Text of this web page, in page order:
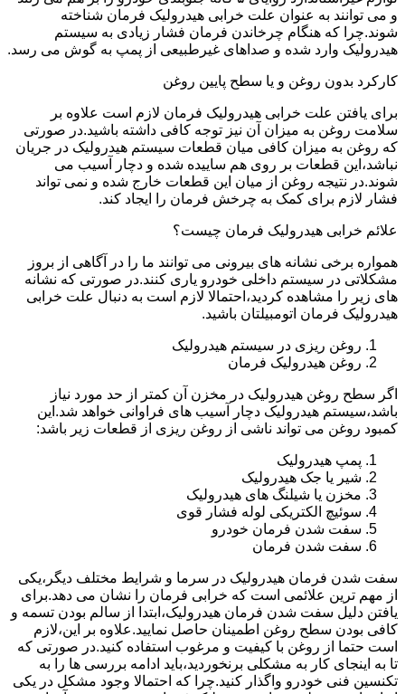
و می توانند به عنوان علت خرابی هیدرولیک فرمان شناخته
شوند.چرا که هنگام چرخاندن فرمان فشار زیادی به سیستم
هیدرولیک وارد شده و صداهای غیرطبیعی از پمپ به گوش می رسد.
کارکرد بدون روغن و یا سطح پایین روغن
برای یافتن علت خرابی هیدرولیک فرمان لازم است علاوه بر
سلامت روغن به میزان آن نیز توجه کافی داشته باشید.در صورتی
که روغن به میزان کافی میان قطعات سیستم هیدرولیک در جریان
نباشد،این قطعات بر روی هم ساییده شده و دچار آسیب می
شوند.در نتیجه روغن از میان این قطعات خارج شده و نمی تواند
فشار لازم برای کمک به چرخش فرمان را ایجاد کند.
علائم خرابی هیدرولیک فرمان چیست؟
همواره برخی نشانه های بیرونی می توانند ما را در آگاهی از بروز
مشکلاتی در سیستم داخلی خودرو یاری کنند.در صورتی که نشانه
های زیر را مشاهده کردید،احتمالا لازم است به دنبال علت خرابی
هیدرولیک فرمان اتومبیلتان باشید.
روغن ریزی در سیستم هیدرولیک
روغن هیدرولیک فرمان
اگر سطح روغن هیدرولیک در مخزن آن کمتر از حد مورد نیاز
باشد،سیستم هیدرولیک دچار آسیب های فراوانی خواهد شد.این
کمبود روغن می تواند ناشی از روغن ریزی از قطعات زیر باشد:
پمپ هیدرولیک
شیر یا جک هیدرولیک
مخزن یا شیلنگ های هیدرولیک
سوئیچ الکتریکی لوله فشار قوی
سفت شدن فرمان خودرو
سفت شدن فرمان
سفت شدن فرمان هیدرولیک در سرما و شرایط مختلف دیگر،یکی
از مهم ترین علائمی است که خرابی فرمان را نشان می دهد.برای
یافتن دلیل سفت شدن فرمان هیدرولیک،ابتدا از سالم بودن تسمه و
کافی بودن سطح روغن اطمینان حاصل نمایید.علاوه بر این،لازم
است حتما از روغن با کیفیت و مرغوب استفاده کنید.در صورتی که
تا به اینجای کار به مشکلی برنخوردید،باید ادامه بررسی ها را به
تکنسین فنی خودرو واگذار کنید.چرا که احتمالا وجود مشکل در یکی